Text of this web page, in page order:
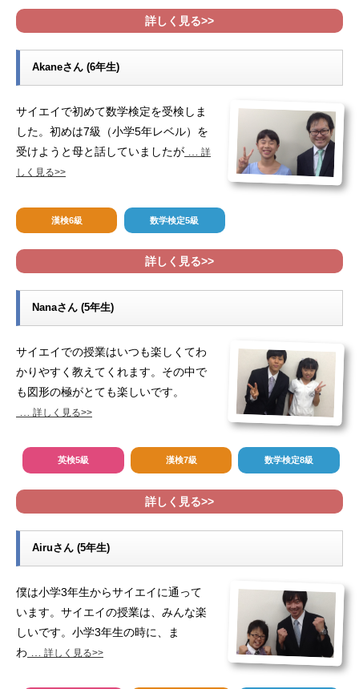
詳しく見る>>
Akaneさん (6年生)
サイエイで初めて数学検定を受検しま
した。初めは7級（小学5年レベル）を
受けようと母と話していましたが
詳
しく見る>>
漢検6級 数学検定5級
詳しく見る>>
Nanaさん (5年生)
サイエイでの授業はいつも楽しくてわ
かりやすく教えてくれます。その中で
も図形の極がとても楽しいです。
詳しく見る>>
英検5級 漢検7級 数学検定8級
詳しく見る>>
Airuさん (5年生)
僕は小学3年生からサイエイに通って
います。サイエイの授業は、みんな楽
しいです。小学3年生の時に、ま
わ
詳しく見る>>